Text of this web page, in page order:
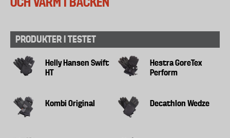
PRODUKTER I TESTET
Helly Hansen Swift
HT
Hestra GoreTex
Perform
Kombi Original Decathlon Wedze